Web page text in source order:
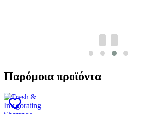
Παρόμοια προϊόντα